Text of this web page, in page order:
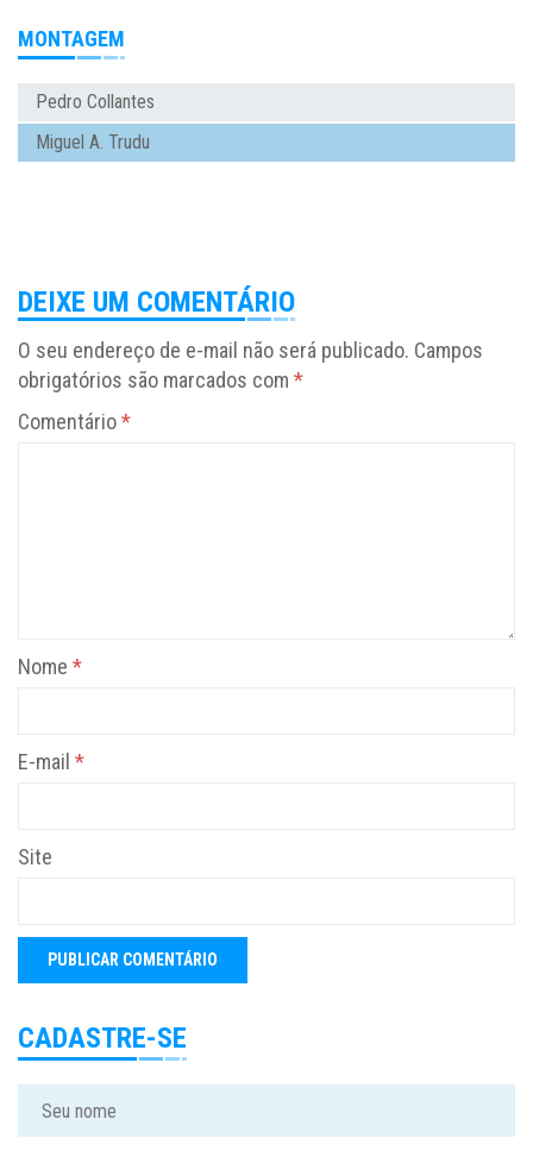
MONTAGEM
Pedro Collantes
Miguel A. Trudu
DEIXE UM COMENTÁRIO
O seu endereço de e-mail não será publicado. Campos
obrigatórios são marcados com *
Comentário*
Nome *
E-mail *
Site
CADASTRE-SE